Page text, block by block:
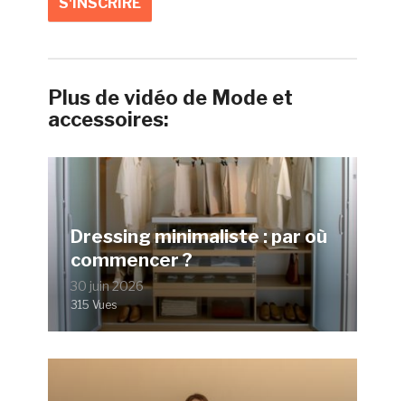
Plus de vidéo de Mode et
accessoires:
Dressing minimaliste : par où
commencer ?
30 juin 2026
315 Vues